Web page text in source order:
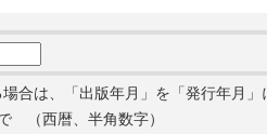
合は、「出版年月」を「発行年月」
（西暦、半角数字）